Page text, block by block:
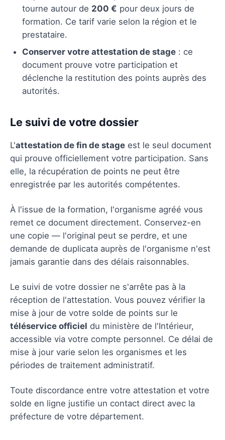
tourne autour de 200 € pour deux jours de
formation. Ce tarif varie selon la région et le
prestataire.
Conserver votre attestation de stage : ce
document prouve votre participation et
déclenche la restitution des points auprès des
autorités.
Le suivi de votre dossier
L'attestation de fin de stage est le seul document
qui prouve officiellement votre participation. Sans
elle, la récupération de points ne peut être
enregistrée par les autorités compétentes.
À l'issue de la formation, l'organisme agréé vous
remet ce document directement. Conservez-en
une copie — l'original peut se perdre, et une
demande de duplicata auprès de l'organisme n'est
jamais garantie dans des délais raisonnables.
Le suivi de votre dossier ne s'arrête pas à la
réception de l'attestation. Vous pouvez vérifier la
mise à jour de votre solde de points sur le
téléservice officiel du ministère de l'Intérieur,
accessible via votre compte personnel. Ce délai de
mise à jour varie selon les organismes et les
périodes de traitement administratif.
Toute discordance entre votre attestation et votre
solde en ligne justifie un contact direct avec la
préfecture de votre département.